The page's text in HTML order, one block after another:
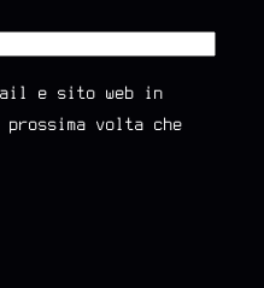
e sito web in
volta che